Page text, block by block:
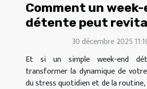
Comment un week-
détente peut
votre couple ?
30 décembre 2025
Et si un simple week-end
transformer la dynamique de
du stress quotidien et de la routine,